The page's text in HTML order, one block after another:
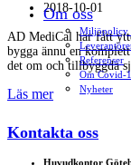
2018-10-01
AD MediCal har fått
bygga ännu en
det om och tillbyggda
Läs mer
Om oss
Miljöpolicy
Referenser
Om Covid-
Nyheter
Kontakta oss
Huvudkontor